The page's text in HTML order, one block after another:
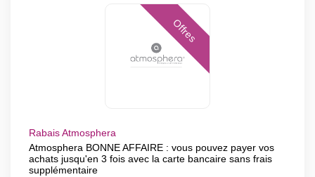
Offres
Rabais Atmosphera
Atmosphera BONNE AFFAIRE : vous pouvez payer vos
achats jusqu'en 3 fois avec la carte bancaire sans frais
supplémentaire